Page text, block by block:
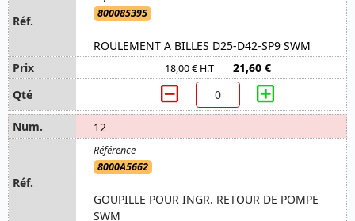
800085395
ROULEMENT A BILLES D25-D42-SP9 SWM
18,00 € H.T 21,60 €
12
8000A5662
GOUPILLE POUR INGR. RETOUR DE POMPE
SWM